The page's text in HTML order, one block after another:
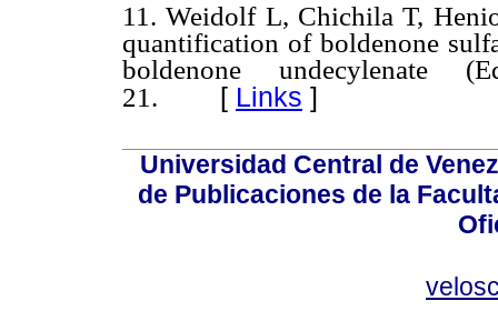
11.Weidolf L, Chichila T,
quantification of boldenone
boldenone undecylenate
21. [ Links ]
Universidad Central de
de Publicaciones de la